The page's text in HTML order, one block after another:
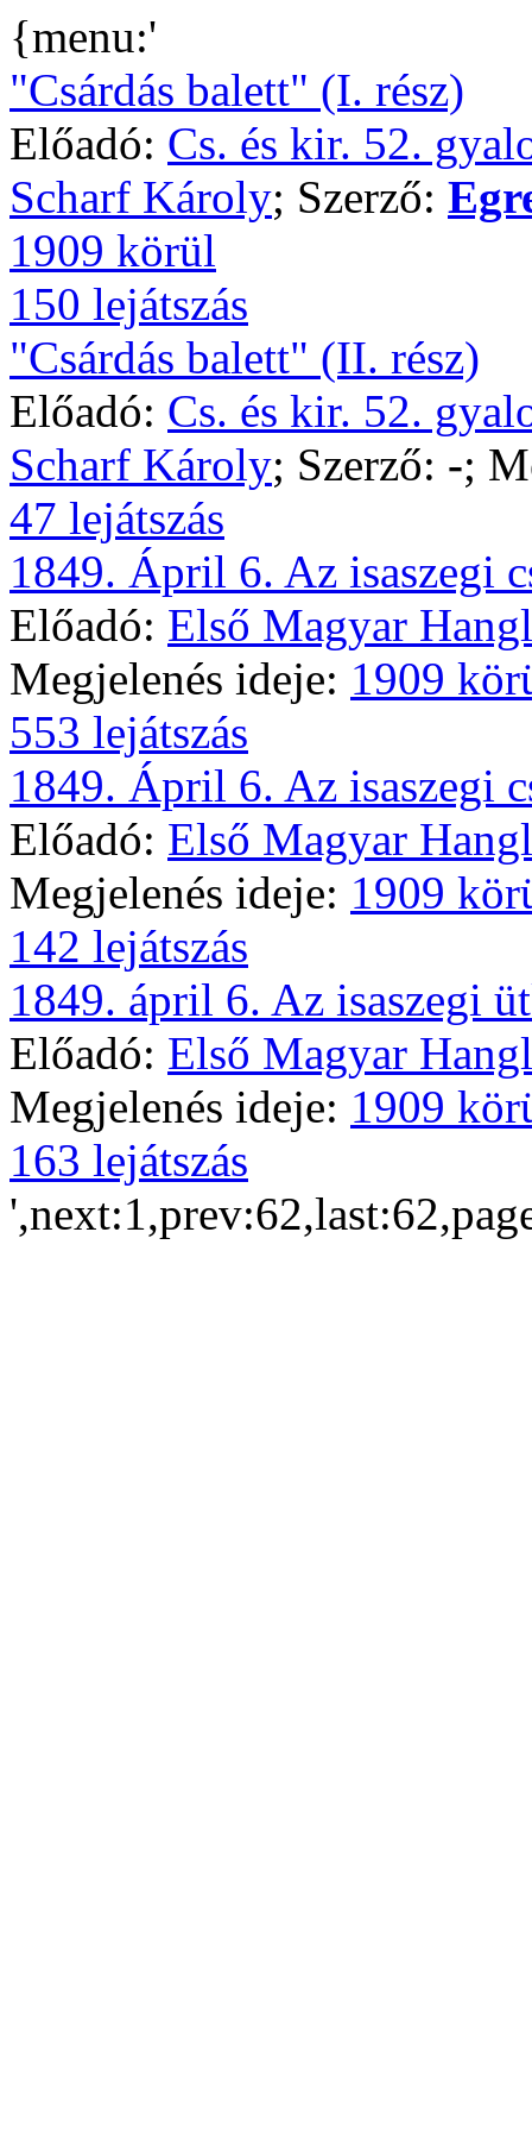
{menu:'
"Csárdás balett" (I. rész)
Előadó: Cs. és kir. 52.
Scharf Károly; Szerző:
1909 körül
150 lejátszás
"Csárdás balett" (II. rész)
Előadó: Cs. és kir. 52.
Scharf Károly; Szerző: -;
47 lejátszás
1849. Ápril 6. Az isaszegi
Előadó: Első Magyar
Megjelenés ideje: 1909
553 lejátszás
1849. Ápril 6. Az isaszegi
Előadó: Első Magyar
Megjelenés ideje: 1909
142 lejátszás
1849. ápril 6. Az isaszegi
Előadó: Első Magyar
Megjelenés ideje: 1909
163 lejátszás